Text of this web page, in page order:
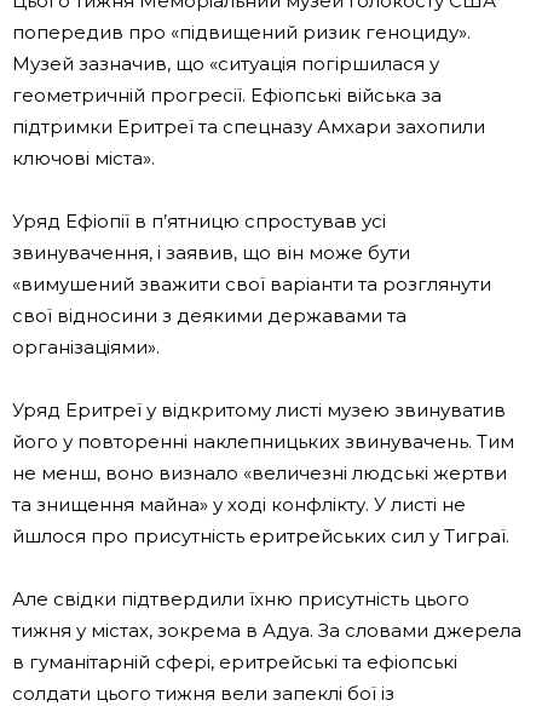
попередив про «підвищений ризик геноциду».
Музей зазначив, що «ситуація погіршилася у
геометричній прогресії. Ефіопські війська за
підтримки Еритреї та спецназу Амхари захопили
ключові міста».
Уряд Ефіопії в п’ятницю спростував усі
звинувачення, і заявив, що він може бути
«вимушений зважити свої варіанти та розглянути
свої відносини з деякими державами та
організаціями».
Уряд Еритреї у відкритому листі музею звинуватив
його у повторенні наклепницьких звинувачень. Тим
не менш, воно визнало «величезні людські жертви
та знищення майна» у ході конфлікту. У листі не
йшлося про присутність еритрейських сил у Тиграї.
Але свідки підтвердили їхню присутність цього
тижня у містах, зокрема в Адуа. За словами джерела
в гуманітарній сфері, еритрейські та ефіопські
солдати цього тижня вели запеклі бої із